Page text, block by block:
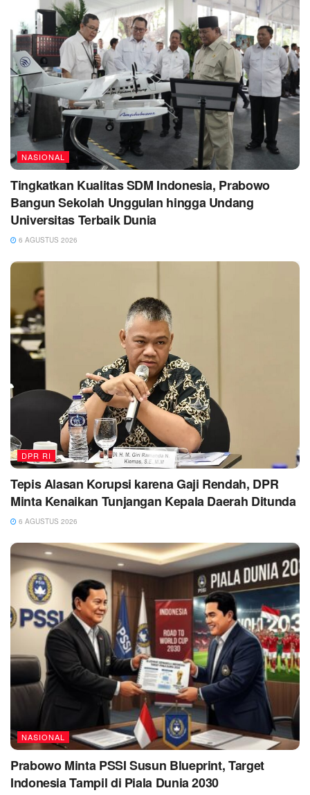
NASIONAL
Tingkatkan Kualitas SDM Indonesia, Prabowo
Bangun Sekolah Unggulan hingga Undang
Universitas Terbaik Dunia
6 AGUSTUS 2026
DPR RI
Tepis Alasan Korupsi karena Gaji Rendah, DPR
Minta Kenaikan Tunjangan Kepala Daerah Ditunda
6 AGUSTUS 2026
NASIONAL
Prabowo Minta PSSI Susun Blueprint, Target
Indonesia Tampil di Piala Dunia 2030